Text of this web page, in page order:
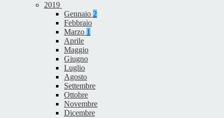
2019
Gennaio 2
Febbraio
Marzo 1
Aprile
Maggio
Giugno
Luglio
Agosto
Settembre
Ottobre
Novembre
Dicembre